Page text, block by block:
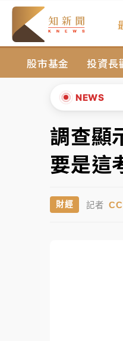
股市基金 投資長
NEWS
白海豚逼近
中颱白海豚
周末精選｜
本周爆款短影
蔣萬安的建
白海豚逼近
中颱白海豚
▲
▼
調查顯
要是這
財經 記者 CC